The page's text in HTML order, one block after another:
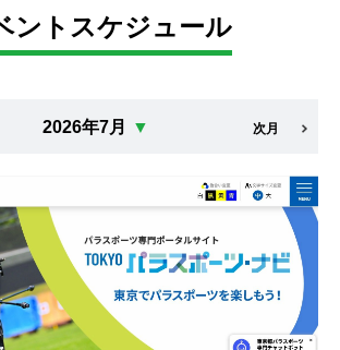
ントスケジュール
2026年7月 ▼ 次月